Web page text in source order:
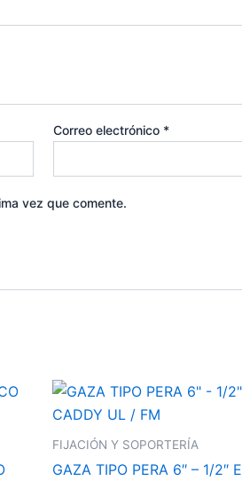
Correo electrónico *
vez que comente.
FIJACIÓN Y SOPORTERÍA
GAZA TIPO PERA 6″ – 1/2″